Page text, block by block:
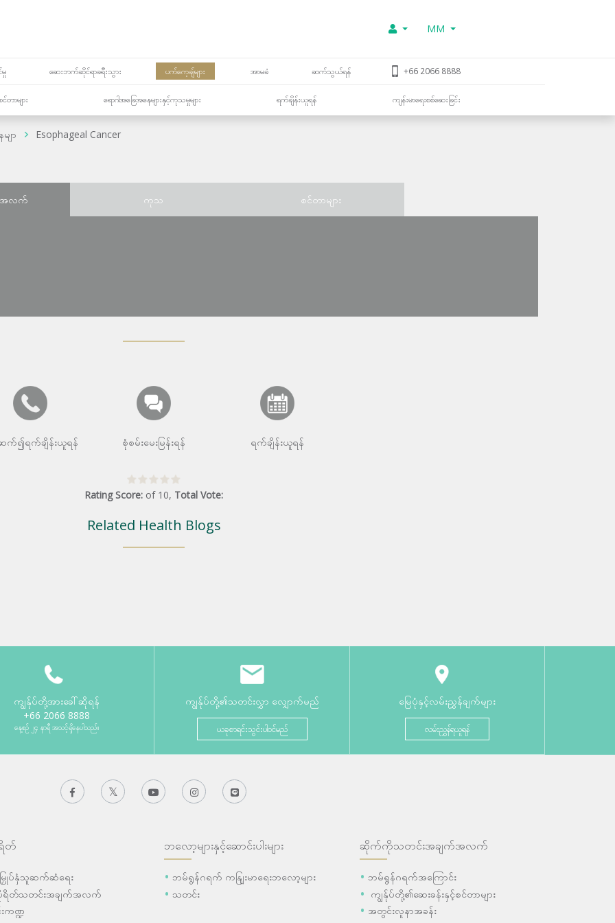
MM
မှု ဆေးဘက်ဆိုင်ရာခရီးသွား ပက်ကေ့ချ်များ အာမခံ ဆက်သွယ်ရန် +66 2066 8888
ာများ ရောဂါအခြေအနေများနှင့်ကုသမှုများ ရက်ချိန်းယူရန် ကျန်းမာရေးစစ်ဆေးခြင်း
ျာ Esophageal Cancer
အလက် ကုသ စင်တာများ
က်၍ရက်ချိန်းယူရန် စုံစမ်းမေးမြန်းရန် ရက်ချိန်းယူရန်
Rating Score: of 10, Total Vote:
Related Health Blogs
ကျွန်ုပ်တို့အားခေါ်ဆိုရန်
+66 2066 8888
နေ့စဉ် ၂၄ နာရီ အသင့်ရှိနေပါသည်။
ကျွန်ုပ်တို့၏သတင်းလွှာ လျှောက်မည်
ယခုစာရင်းသွင်းပါဝင်မည်
မြေပုံနှင့်လမ်းညွှန်ချက်များ
လမ်းညွှန်ရယူရန်
တ်
မြှုပ်နှံသူဆက်ဆံရေး
ရိတ်သတင်းအချက်အလက်
ကဏ္ဍ
ဘလော့များနှင့်ဆောင်းပါးများ
ဘမ်ရွန်ဂရက် ကနျြးမာရေးဘလော့များ
သတင်း
ဆိုက်ကိုသတင်းအချက်အလက်
ဘမ်ရွန်ဂရက်အကြောင်း
ကျွန်ုပ်တို့၏ဆေးခန်းနှင့်စင်တာများ
အတွင်းလူနာအခန်း